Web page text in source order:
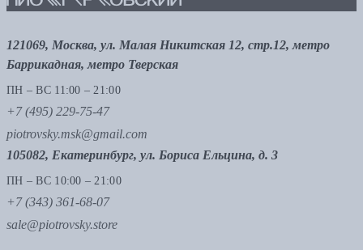
121069, Москва, ул. Малая Никитская 12, стр.12, метро
Баррикадная, метро Тверская
ПН – ВС 11:00 – 21:00
+7 (495) 229-75-47
piotrovsky.msk@gmail.com
105082, Екатеринбург, ул. Бориса Ельцина, д. 3
ПН – ВС 10:00 – 21:00
+7 (343) 361-68-07
sale@piotrovsky.store